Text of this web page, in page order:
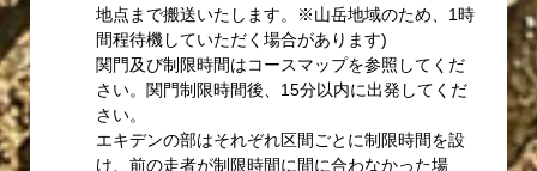
地点まで搬送いたします。※山岳地域のため、1時
間程待機していただく場合があります)
関門及び制限時間はコースマップを参照してくだ
さい。関門制限時間後、15分以内に出発してくだ
さい。
エキデンの部はそれぞれ区間ごとに制限時間を設
け、前の走者が制限時間に間に合わなかった場